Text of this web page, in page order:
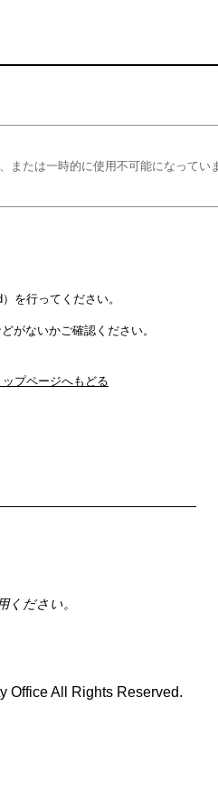
たは一時的に使用不可能になって
を行ってください。
がないかご確認ください。
プページへもどる
ください。
Office All Rights Reserved.